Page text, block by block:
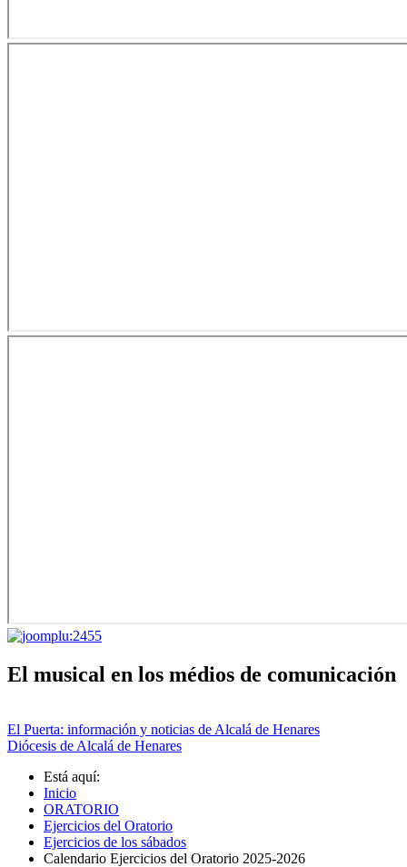
El musical en los médios de comunicación
El Puerta: información y noticias de Alcalá de Henares
Diócesis de Alcalá de Henares
Está aquí:
Inicio
ORATORIO
Ejercicios del Oratorio
Ejercicios de los sábados
Calendario Ejercicios del Oratorio 2025-2026